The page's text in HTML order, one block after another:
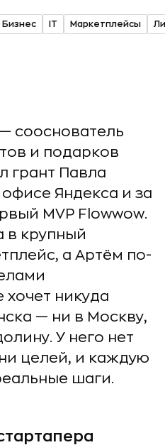
Бизнес IT Маркетплейсы
сооснователь
и подарков
грант Павла
Яндекса и за
MVP Flowwow.
в крупный
а Артём по-
хочет никуда
— ни в Москву,
У него нет
целей, и каждую
шаги.